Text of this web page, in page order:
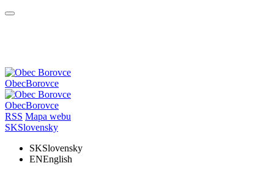
ObecBorovce
ObecBorovce
RSS Mapa webu
SKSlovensky
SKSlovensky
ENEnglish